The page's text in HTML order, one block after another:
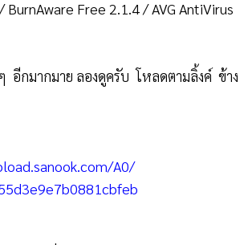
BurnAware Free 2.1.4 / AVG AntiVirus
อีกมากมาย ลองดูครับ โหลดตามลิ้งค์ ข้าง
A0/
eb